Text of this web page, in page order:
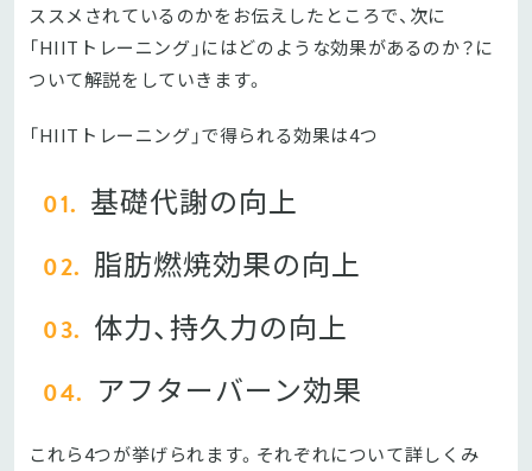
ススメされているのかをお伝えしたところで、次に
「HIITトレーニング」にはどのような効果があるのか？に
ついて解説をしていきます。
「HIITトレーニング」で得られる効果は4つ
基礎代謝の向上
脂肪燃焼効果の向上
体力、持久力の向上
アフターバーン効果
これら4つが挙げられます。それぞれについて詳しくみ